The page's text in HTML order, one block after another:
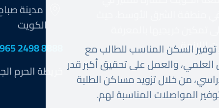
السكن المناسب للطالب مع
العلمي، والعمل على تحقيق أكبر قدر
من خلال تزويد مساكن الطلبة
المواصلات المناسبة لهم.
تمكين خريجيها بالمعرفة
اللازمة.
مدينة
الكويت
2498 8888
خريطة الحرم